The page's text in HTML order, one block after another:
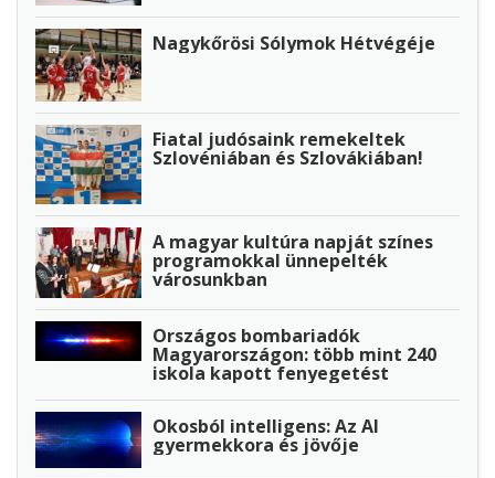
Nagykőrösi Sólymok Hétvégéje
Fiatal judósaink remekeltek
Szlovéniában és Szlovákiában!
A magyar kultúra napját színes
programokkal ünnepelték
városunkban
Országos bombariadók
Magyarországon: több mint 240
iskola kapott fenyegetést
Okosból intelligens: Az AI
gyermekkora és jövője